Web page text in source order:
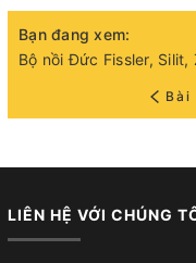
Bạn đang xem:
LIÊN HỆ VỚI CHÚNG